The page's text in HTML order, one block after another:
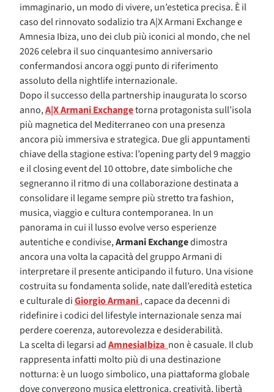
immaginario, un modo di vivere, un’estetica precisa. È il
caso del rinnovato sodalizio tra A|X Armani Exchange e
Amnesia Ibiza, uno dei club più iconici al mondo, che nel
2026 celebra il suo cinquantesimo anniversario
confermandosi ancora oggi punto di riferimento
assoluto della nightlife internazionale.
Dopo il successo della partnership inaugurata lo scorso
anno,A|X Armani Exchangetorna protagonista sull’isola
più magnetica del Mediterraneo con una presenza
ancora più immersiva e strategica. Due gli appuntamenti
chiave della stagione estiva: l’opening party del 9 maggio
e il closing event del 10 ottobre, date simboliche che
segneranno il ritmo di una collaborazione destinata a
consolidare il legame sempre più stretto tra fashion,
musica, viaggio e cultura contemporanea. In un
panorama in cui il lusso evolve verso esperienze
autentiche e condivise,Armani Exchangedimostra
ancora una volta la capacità del gruppo Armani di
interpretare il presente anticipando il futuro. Una visione
costruita su fondamenta solide, nate dall’eredità estetica
e culturale diGiorgio Armani, capace da decenni di
ridefinire i codici del lifestyle internazionale senza mai
perdere coerenza, autorevolezza e desiderabilità.
La scelta di legarsi adAmnesiaIbiza non è casuale. Il club
rappresenta infatti molto più di una destinazione
notturna: è un luogo simbolico, una piattaforma globale
dove convergono musica elettronica, creatività, libertà